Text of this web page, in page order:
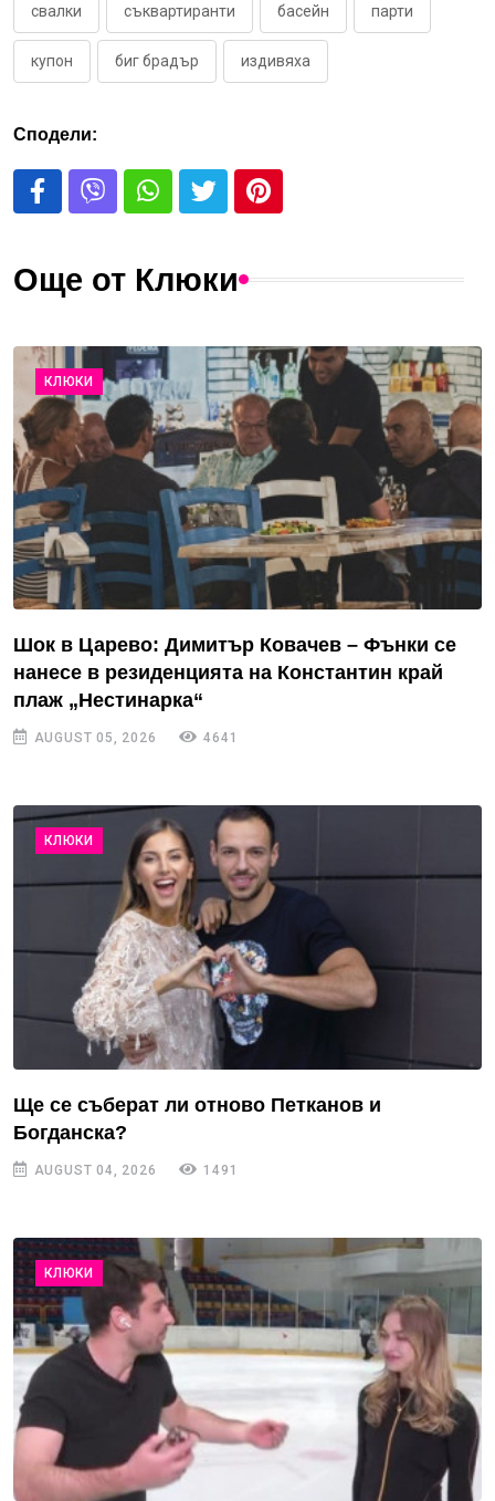
свалки съквартиранти басейн парти
купон биг брадър издивяха
Сподели:
Още от Клюки
КЛЮКИ
Шок в Царево: Димитър Ковачев – Фънки се
нанесе в резиденцията на Константин край
плаж „Нестинарка“
AUGUST 05, 2026 4641
КЛЮКИ
Ще се съберат ли отново Петканов и
Богданска?
AUGUST 04, 2026 1491
КЛЮКИ